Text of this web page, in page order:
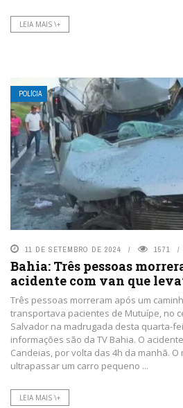
LEIA MAIS \+
POLÍCIA
11 DE SETEMBRO DE 2024 1571
Bahia: Três pessoas
acidente com van que
Três pessoas morreram após um
transportava pacientes de Mutuípe, no
Salvador na madrugada desta quarta-
informações são da TV Bahia. O
Candeias, por volta das 4h da manhã.
ultrapassar um carro pequeno ...
LEIA MAIS \+